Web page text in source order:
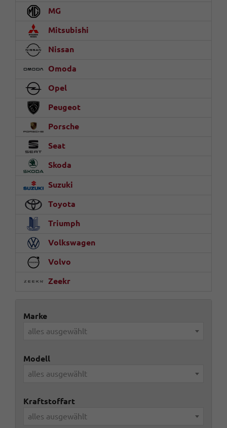
MG
Mitsubishi
Nissan
Omoda
Opel
Peugeot
Porsche
Seat
Skoda
Suzuki
Toyota
Triumph
Volkswagen
Volvo
Zeekr
Marke
alles ausgewählt
Modell
alles ausgewählt
Kraftstoffart
alles ausgewählt